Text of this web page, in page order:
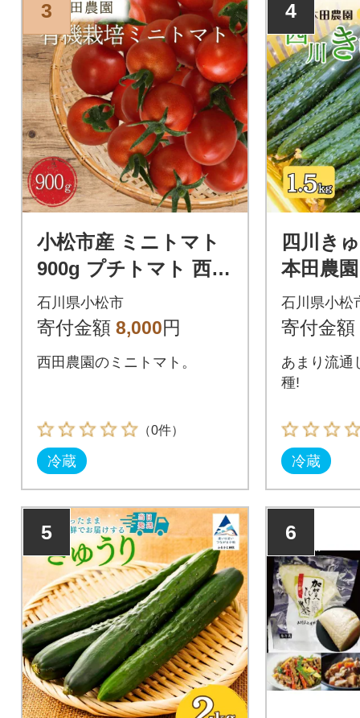
3
小松市産 ミニトマト
900g プチトマト 西田
農園のトマト
石川県小松市
寄付金額 8,000円
西田農園のミニトマト。
（0件）
冷蔵
4
四川き
本田農
石川県小松
寄付金額
あまり流通
種!
冷蔵
5 6